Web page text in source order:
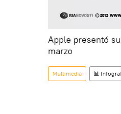
Apple presentó
marzo
Multimedia 📊